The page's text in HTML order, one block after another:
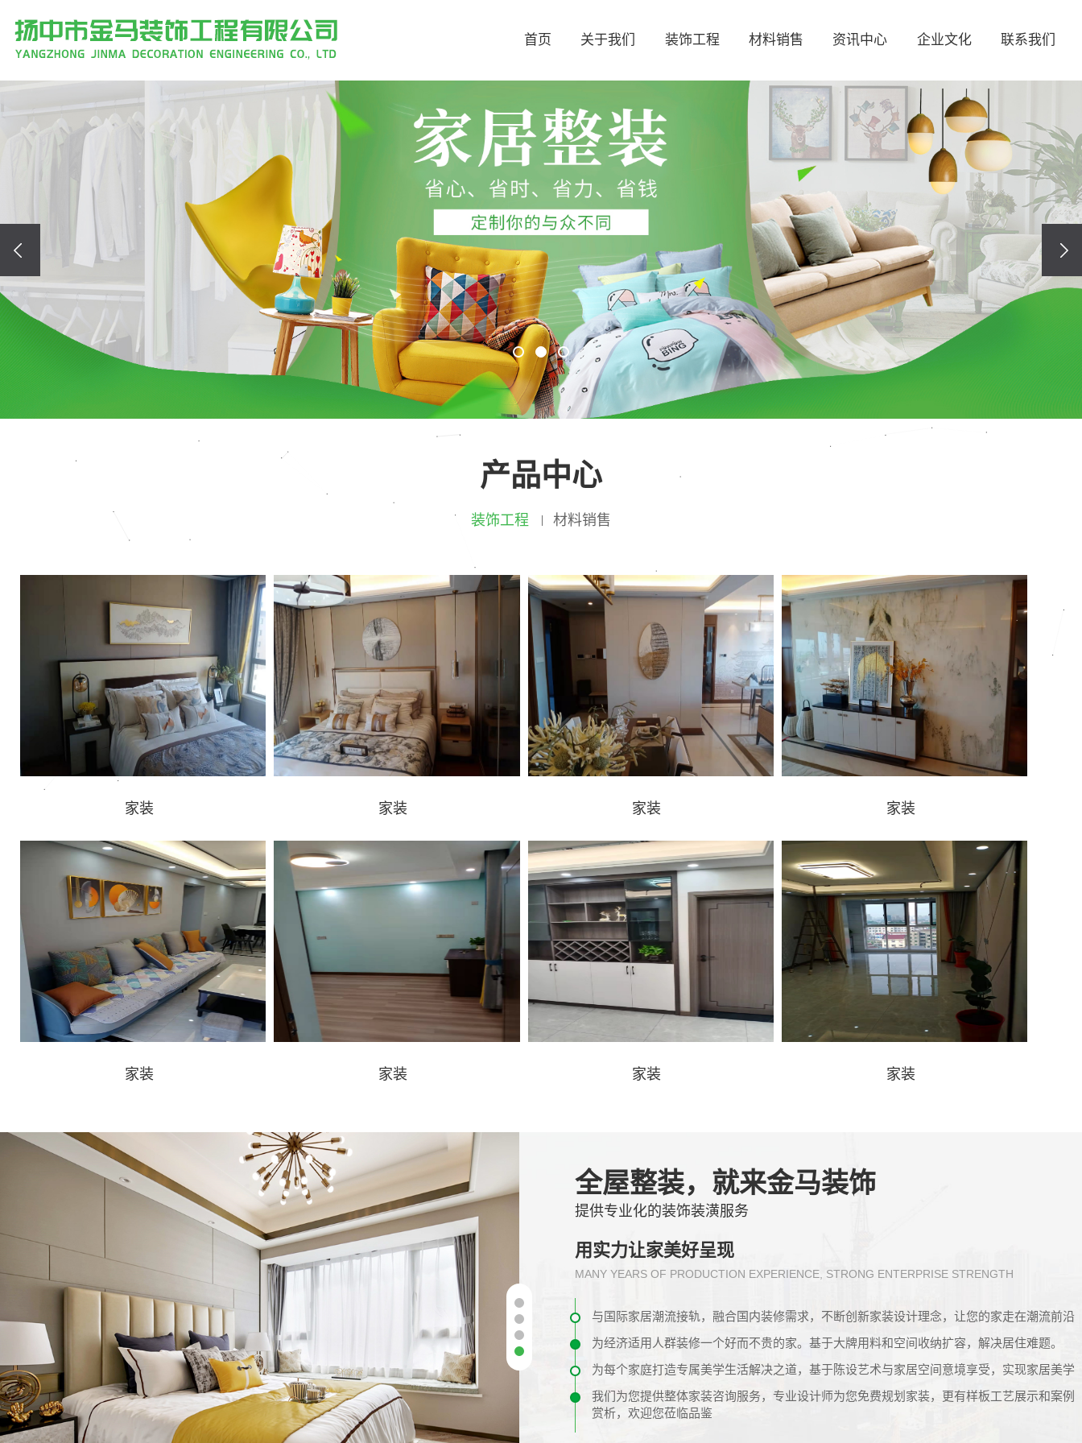
首页 关于我们 装饰工程 材料销售 资讯中心 企业文化 联系我们
产品中心
装饰工程 材料销售
家装 家装 家装 家装
家装 家装 家装 家装
全屋整装，就来金马装饰
提供专业化的装饰装潢服务
用实力让家美好呈现
MANY YEARS OF PRODUCTION EXPERIENCE, STRONG ENTERPRISE STRENGTH
与国际家居潮流接轨，融合国内装修需求，不断创新家装设计理念，让您的家走在潮流前沿
为经济适用人群装修一个好而不贵的家。基于大牌用料和空间收纳扩容，解决居住难题。
为每个家庭打造专属美学生活解决之道，基于陈设艺术与家居空间意境享受，实现家居美学
我们为您提供整体家装咨询服务，专业设计师为您免费规划家装，更有样板工艺展示和案例
赏析，欢迎您莅临品鉴